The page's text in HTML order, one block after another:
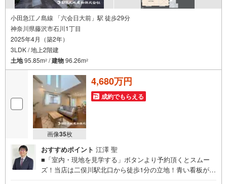
小田急江ノ島線 「六会日大前」駅 徒歩29分
神奈川県藤沢市石川1丁目
2025年4月（築2年）
3LDK / 地上2階建
土地95.85m2 /建物96.26m2
画像35枚
4,680万円
成約でもらえる
おすすめポイント 江澤 聖
■「室内・現地を見学する」ボタンより予約頂くとスムー
ズ！当店は二俣川駅北口から徒歩1分の立地！青い看板が目